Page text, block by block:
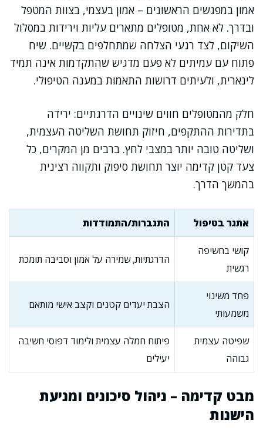
אמון במפגשים הראשונים – אמון בעצמי, בצוות המטפל
ובדרך. לא אחת, מטופלים מתארים עליות וירידות במסלול
השיקום, לצד רגעי הצלחה שמתחלפים בקשיים. שיח
פתוח עם עמיתים לא פעם מדגיש שהתקדמות אינה תמיד
לינארית, ולעיתים דרושות התאמות במענה הטיפולי.
חלק מהמטופלים חווים שינויים הדרגתיים: ירידה
בתדירות ההתקפים, חיזוק תחושת השליטה העצמית,
ושליטה טובה יותר במצבי לחץ. ברבים מן המקרים, כל
צעד קטן קדימה יוצר תחושת סיפוק ותקווה רצינית
בהמשך הדרך.
אתגר בטיפול התגברות/התמודדות
קושי בחשיפה
רגשית
הדרגתיות, שמירה על אמון וסביבה תומכת
פחד משינוי
משמעותי
הצבת יעדים קטנים וקצב אישי מותאם
שפיטה עצמית
גבוהה
פיתוח חמלה עצמית ולימוד דפוסי חשיבה
יעילים
מבט קדימה – ניהול סיכונים ומניעת
הישנות